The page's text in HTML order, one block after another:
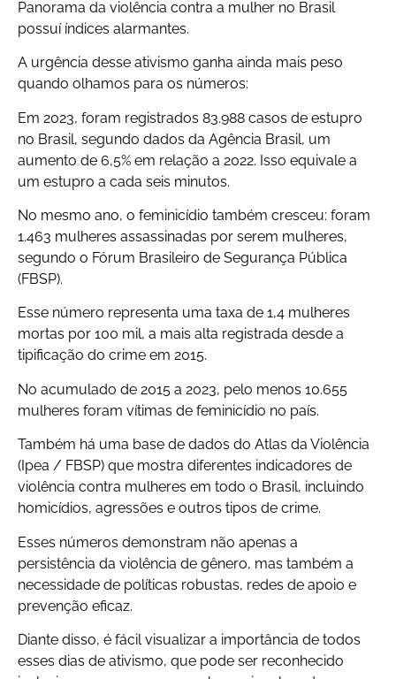
Panorama da violência contra a mulher no Brasil
possuí índices alarmantes.
A urgência desse ativismo ganha ainda mais peso
quando olhamos para os números:
Em 2023, foram registrados 83.988 casos de estupro
no Brasil, segundo dados da Agência Brasil, um
aumento de 6,5% em relação a 2022. Isso equivale a
um estupro a cada seis minutos.
No mesmo ano, o feminicídio também cresceu: foram
1.463 mulheres assassinadas por serem mulheres,
segundo o Fórum Brasileiro de Segurança Pública
(FBSP).
Esse número representa uma taxa de 1,4 mulheres
mortas por 100 mil, a mais alta registrada desde a
tipificação do crime em 2015.
No acumulado de 2015 a 2023, pelo menos 10.655
mulheres foram vítimas de feminicídio no país.
Também há uma base de dados do Atlas da Violência
(Ipea / FBSP) que mostra diferentes indicadores de
violência contra mulheres em todo o Brasil, incluindo
homicídios, agressões e outros tipos de crime.
Esses números demonstram não apenas a
persistência da violência de gênero, mas também a
necessidade de políticas robustas, redes de apoio e
prevenção eficaz.
Diante disso, é fácil visualizar a importância de todos
esses dias de ativismo, que pode ser reconhecido